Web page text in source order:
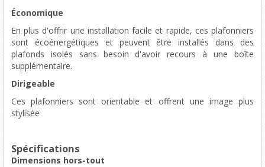
Économique
En plus d'offrir une installation facile et rapide, ces plafonniers
sont écoénergétiques et peuvent être installés dans des
plafonds isolés sans besoin d'avoir recours à une boîte
supplémentaire.
Dirigeable
Ces plafonniers sont orientable et offrent une image plus
stylisée
Spécifications
Dimensions hors-tout